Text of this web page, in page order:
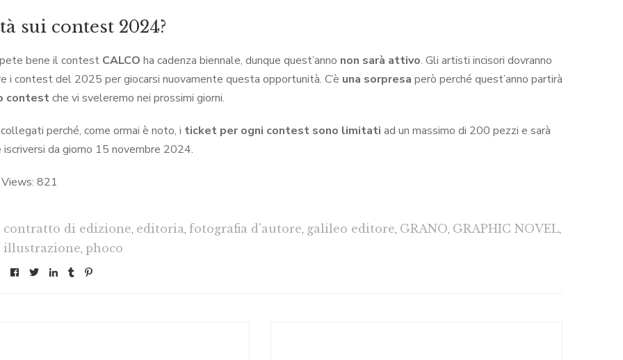
sui contest 2024?
bene il contest CALCO ha cadenza biennale, dunque quest’anno non sarà attivo. Gli artisti incisori dovranno
i contest del 2025 per giocarsi nuovamente questa opportunità. C’è una sorpresa però perché quest’anno partirà
contestche vi sveleremo nei prossimi giorni.
perché, come ormai è noto, i ticket per ogni contest sono limitati ad un massimo di 200 pezzi e sarà
da giorno 15 novembre 2024.
821
contratto di edizione, editoria, fotografia d'autore, galileo editore, GRANO, GRAPHIC NOVEL,
illustrazione, phoco